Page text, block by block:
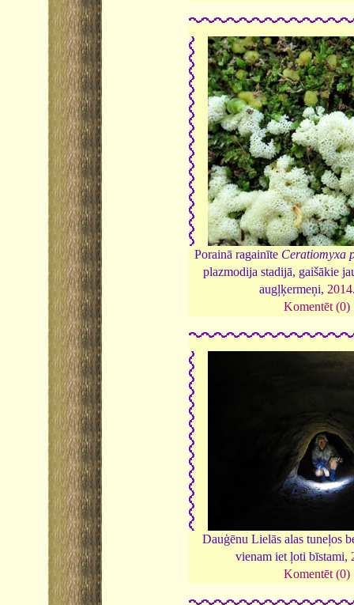
Porainā ragainīte Ceratiomyxa
plazmodija stadijā, gaišākie
augļķermeņi, 2014
Komentēt (0)
Dauģēnu Lielās alas tuneļos
vienam iet ļoti bīstami,
Komentēt (0)